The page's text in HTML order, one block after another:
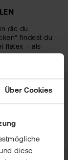
Über Cookies
diese
die du
findest du
flatex – als
bequem und